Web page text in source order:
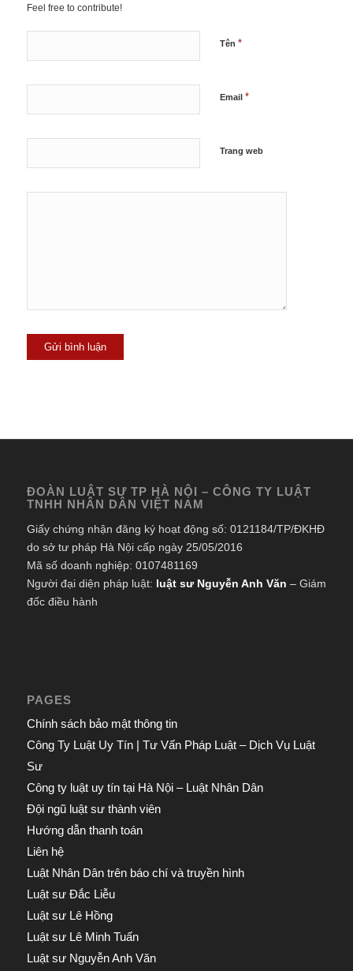
Feel free to contribute!
Tên *
Email *
Trang web
ĐOÀN LUẬT SƯ TP HÀ NỘI – CÔNG TY LUẬT
TNHH NHÂN DÂN VIỆT NAM
Giấy chứng nhận đăng ký hoạt động số: 0121184/TP/ĐKHĐ
do sở tư pháp Hà Nội cấp ngày 25/05/2016
Mã số doanh nghiệp: 0107481169
Người đại diện pháp luật: luật sư Nguyễn Anh Văn – Giám
đốc điều hành
PAGES
Chính sách bảo mật thông tin
Công Ty Luật Uy Tín | Tư Vấn Pháp Luật – Dịch Vụ Luật
Sư
Công ty luật uy tín tại Hà Nội – Luật Nhân Dân
Đội ngũ luật sư thành viên
Hướng dẫn thanh toán
Liên hệ
Luật Nhân Dân trên báo chí và truyền hình
Luật sư Đắc Liễu
Luật sư Lê Hồng
Luật sư Lê Minh Tuấn
Luật sư Nguyễn Anh Văn